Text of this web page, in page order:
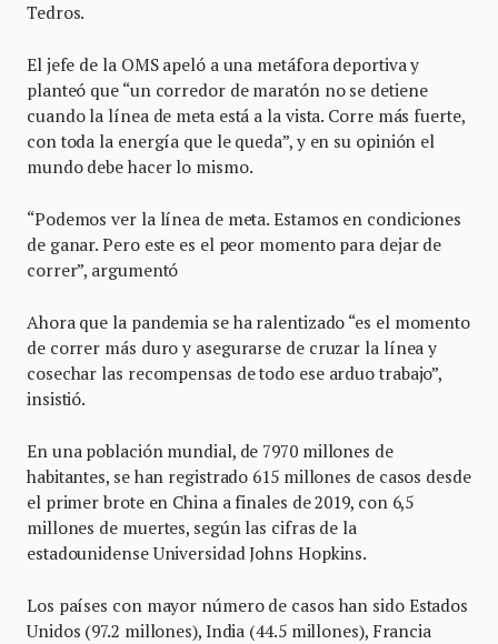
Tedros.
El jefe de la OMS apeló a una metáfora deportiva y
planteó que “un corredor de maratón no se detiene
cuando la línea de meta está a la vista. Corre más fuerte,
con toda la energía que le queda”, y en su opinión el
mundo debe hacer lo mismo.
“Podemos ver la línea de meta. Estamos en condiciones
de ganar. Pero este es el peor momento para dejar de
correr”, argumentó
Ahora que la pandemia se ha ralentizado “es el momento
de correr más duro y asegurarse de cruzar la línea y
cosechar las recompensas de todo ese arduo trabajo”,
insistió.
En una población mundial, de 7970 millones de
habitantes, se han registrado 615 millones de casos desde
el primer brote en China a finales de 2019, con 6,5
millones de muertes, según las cifras de la
estadounidense Universidad Johns Hopkins.
Los países con mayor número de casos han sido Estados
Unidos (97.2 millones), India (44.5 millones), Francia